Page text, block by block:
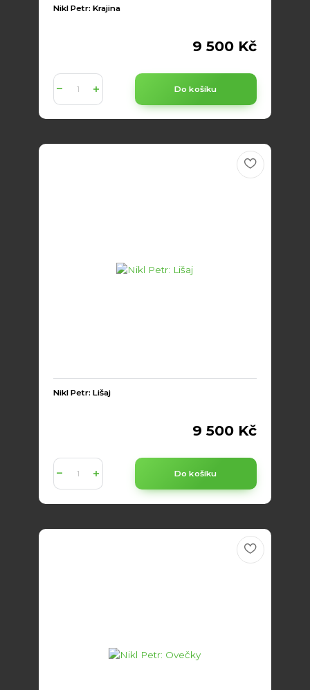
Nikl Petr: Krajina
9 500 Kč
Do košíku
Nikl Petr: Lišaj
9 500 Kč
Do košíku